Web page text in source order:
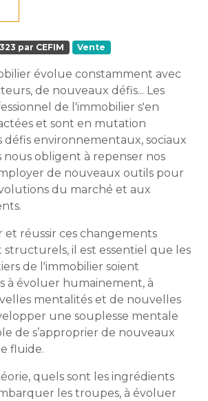
par CEFIM Vente
évolue constamment avec
de nouveaux défis... Les
de l'immobilier s'en
et sont en mutation
défis environnementaux, sociaux
obligent à repenser nos
de nouveaux outils pour
du marché et aux
réussir ces changements
il est essentiel que les
de l'immobilier soient
à évoluer humainement, à
mentalités et de nouvelles
une souplesse mentale
de s’approprier de nouveaux
fluide.
quels sont les ingrédients
les troupes, à évoluer